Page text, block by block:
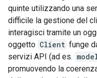
quinte utilizzando una
difficile la gestione del
interagisci tramite un
oggetto Client funge
servizi API (ad es.
promuovendo la